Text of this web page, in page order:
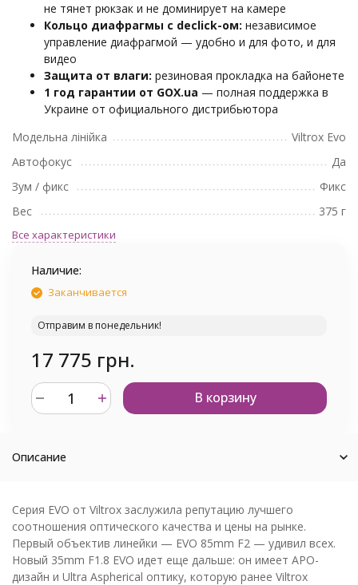
не тянет рюкзак и не доминирует на камере
Кольцо диафрагмы с declick-ом: независимое
управление диафрагмой — удобно и для фото, и для
видео
Защита от влаги: резиновая прокладка на байонете
1 год гарантии от GOX.ua — полная поддержка в
Украине от официального дистрибьютора
Модельна лінійка
Viltrox Evo
Автофокус
Да
Зум / фикс
Фикс
Вес
375 г
Все характеристики
Наличие:
Заканчивается
Отправим в понедельник!
17 775 грн.
В корзину
Описание
Серия EVO от Viltrox заслужила репутацию лучшего
соотношения оптического качества и цены на рынке.
Первый объектив линейки — EVO 85mm F2 — удивил всех.
Новый 35mm F1.8 EVO идет еще дальше: он имеет APO-
дизайн и Ultra Aspherical оптику, которую ранее Viltrox